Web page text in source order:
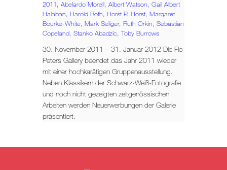
NEWS
ONLINESHOP
2011, Abelardo Morell, Albert Watson, Gail Albert
Halaban, Harold Roth, Horst P. Horst, Margaret
Bourke-White, Mark Seliger, Ruth Orkin, Sebastian
Copeland, Stanko Abadzic,Toby Burrows
30. November 2011 – 31. Januar 2012 Die Flo
Peters Gallery beendet das Jahr 2011 wieder
mit einer hochkarätigen Gruppenausstellung.
Neben Klassikern der Schwarz-Weiß-Fotografie
und noch nicht gezeigten zeitgenössischen
Arbeiten werden Neuerwerbungen der Galerie
präsentiert.